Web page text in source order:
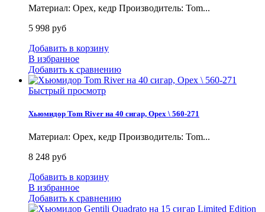
Материал: Орех, кедр Производитель: Tom...
5 998 руб
Добавить в корзину
В избранное
Добавить к сравнению
Быстрый просмотр
Хьюмидор Tom River на 40 сигар, Орех \ 560-271
Материал: Орех, кедр Производитель: Tom...
8 248 руб
Добавить в корзину
В избранное
Добавить к сравнению